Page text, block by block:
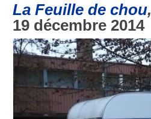
La Feuille de chou,
19 décembre 2014